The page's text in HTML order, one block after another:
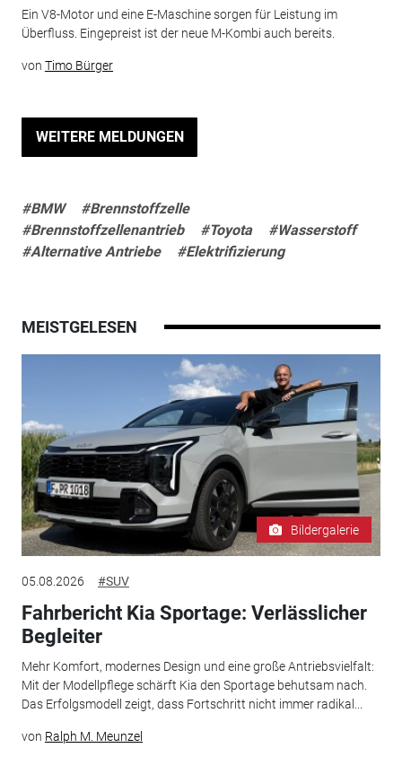
Ein V8-Motor und eine E-Maschine sorgen für Leistung im
Überfluss. Eingepreist ist der neue M-Kombi auch bereits.
von Timo Bürger
WEITERE MELDUNGEN
#BMW
#Brennstoffzelle
#Brennstoffzellenantrieb
#Toyota
#Wasserstoff
#Alternative Antriebe
#Elektrifizierung
MEISTGELESEN
Bildergalerie
05.08.2026 #SUV
Fahrbericht Kia Sportage: Verlässlicher
Begleiter
Mehr Komfort, modernes Design und eine große Antriebsvielfalt:
Mit der Modellpflege schärft Kia den Sportage behutsam nach.
Das Erfolgsmodell zeigt, dass Fortschritt nicht immer radikal...
von Ralph M. Meunzel